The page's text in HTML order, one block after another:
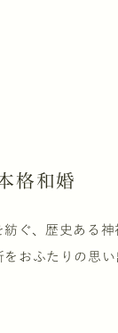
格和婚
紡ぐ、歴史ある
おふたりの思い